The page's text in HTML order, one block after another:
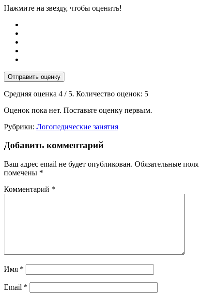
Нажмите на звезду, чтобы оценить!
Отправить оценку
Средняя оценка 4 / 5. Количество оценок: 5
Оценок пока нет. Поставьте оценку первым.
Рубрики: Логопедические занятия
Добавить комментарий
Ваш адрес email не будет опубликован. Обязательные поля
помечены *
Комментарий *
Имя *
Email *